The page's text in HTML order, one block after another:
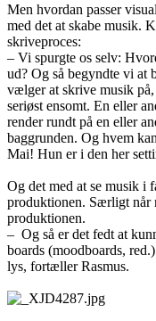
Men hvordan passer
med det at skabe musik.
skriveproces:
– Vi spurgte os selv:
ud? Og så begyndte vi at
vælger at skrive musik
seriøst ensomt. En eller
render rundt på en eller
baggrunden. Og hvem
Mai! Hun er i den her
Og det med at se musik i
produktionen. Særligt når
produktionen.
– Og så er det fedt at
boards (moodboards,
lys, fortæller Rasmus.